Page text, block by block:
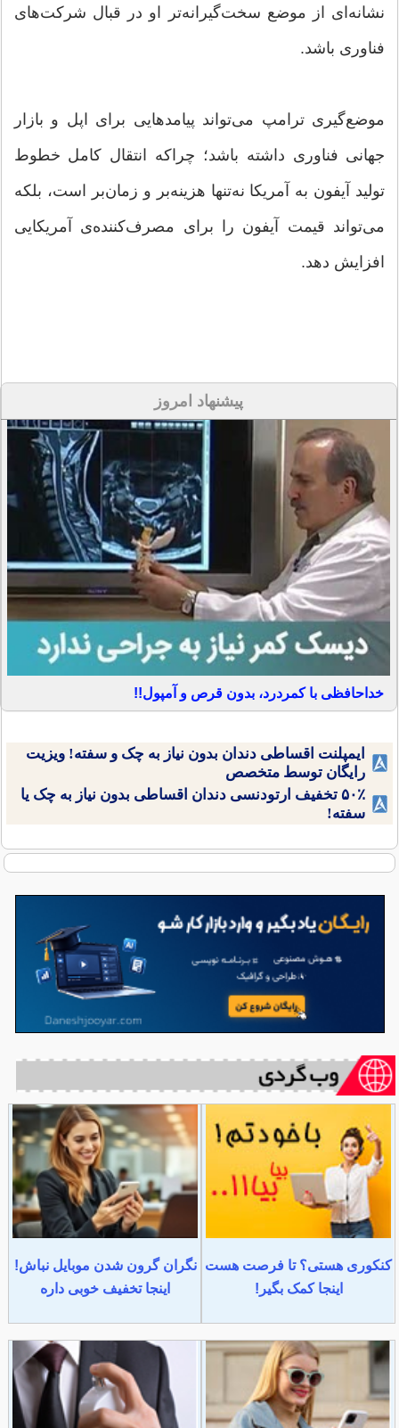
نشانه‌ای از موضع سخت‌گیرانه‌تر او در قبال شرکت‌های
فناوری باشد.
موضع‌گیری ترامپ می‌تواند پیامدهایی برای اپل و بازار
جهانی فناوری داشته باشد؛ چراکه انتقال کامل خطوط
تولید آیفون به آمریکا نه‌تنها هزینه‌بر و زمان‌بر است، بلکه
می‌تواند قیمت آیفون را برای مصرف‌کننده‌ی آمریکایی
افزایش دهد.
پیشنهاد امروز
خداحافظی با کمردرد، بدون قرص و آمپول!!
ایمپلنت اقساطی دندان بدون نیاز به چک و سفته! ویزیت
رایگان توسط متخصص
۵۰٪ تخفیف ارتودنسی دندان اقساطی بدون نیاز به چک یا
سفته!
کنکوری هستی؟ تا فرصت هست
اینجا کمک بگیر!
نگران گرون شدن موبایل نباش!
اینجا تخفیف خوبی داره